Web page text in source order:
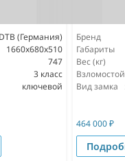
(Германия)
1660x680x510
747
3 класс
ключевой
Бренд
Габариты
Вес (кг)
Вид замка
464 000₽